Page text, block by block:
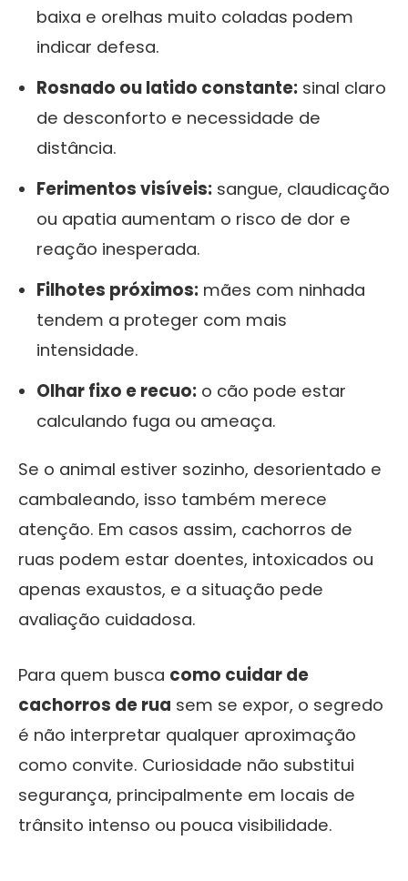
baixa e orelhas muito coladas podem
indicar defesa.
Rosnado ou latido constante: sinal claro
de desconforto e necessidade de
distância.
Ferimentos visíveis: sangue, claudicação
ou apatia aumentam o risco de dor e
reação inesperada.
Filhotes próximos: mães com ninhada
tendem a proteger com mais
intensidade.
Olhar fixo e recuo: o cão pode estar
calculando fuga ou ameaça.
Se o animal estiver sozinho, desorientado e
cambaleando, isso também merece
atenção. Em casos assim, cachorros de
ruas podem estar doentes, intoxicados ou
apenas exaustos, e a situação pede
avaliação cuidadosa.
Para quem busca como cuidar de
cachorros de rua sem se expor, o segredo
é não interpretar qualquer aproximação
como convite. Curiosidade não substitui
segurança, principalmente em locais de
trânsito intenso ou pouca visibilidade.